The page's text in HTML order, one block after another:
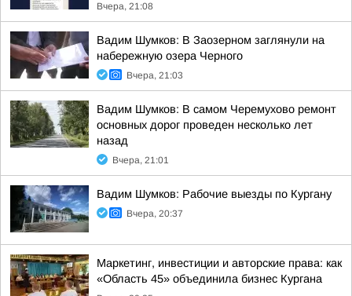
Вчера, 21:08
Вадим Шумков: В Заозерном заглянули на
набережную озера Черного
Вчера, 21:03
Вадим Шумков: В самом Черемухово ремонт
основных дорог проведен несколько лет
назад
Вчера, 21:01
Вадим Шумков: Рабочие выезды по Кургану
Вчера, 20:37
Маркетинг, инвестиции и авторские права: как
«Область 45» объединила бизнес Кургана